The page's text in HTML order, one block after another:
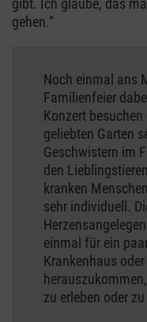
gibt. Ich glaube, das
gehen.“
Noch einmal ans
Familienfeier
Konzert
geliebten Garten
Geschwistern im
den
kranken
sehr individuell.
einmal für ein
Krankenhaus
zu erleben oder